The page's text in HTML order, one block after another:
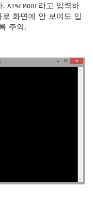
. AT%FMODE라고 입력하
화면에 안 보여도 입
주의.